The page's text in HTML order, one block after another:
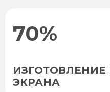
70%
ЭКРАНА